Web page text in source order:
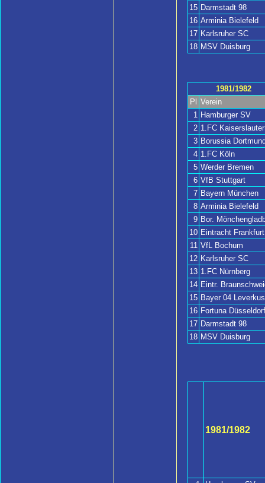
15 Darmstadt 98
16 Arminia Bielefeld
17 Karlsruher SC
18 MSV Duisburg
1981/1982
Pl Verein
1 Hamburger SV
2 1.FC
3 Borussia
4 1.FC Köln
5 Werder Bremen
6 VfB Stuttgart
7 Bayern München
8 Arminia Bielefeld
9 Bor.
10 Eintracht Frankfurt
11 VfL Bochum
12 Karlsruher SC
13 1.FC Nürnberg
14 Eintr.
15 Bayer 04
16 Fortuna Düsseldorf
17 Darmstadt 98
18 MSV Duisburg
1981/1982